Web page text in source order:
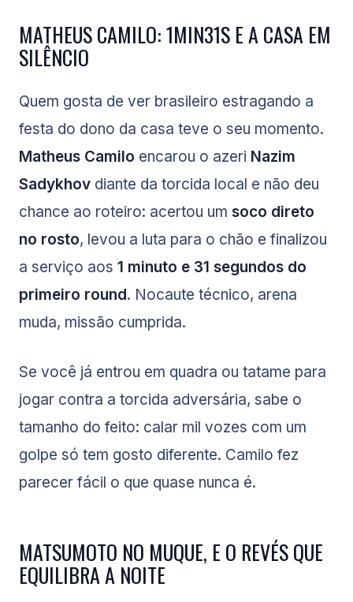
MATHEUS CAMILO: 1MIN31S E A CASA EM
SILÊNCIO
Quem gosta de ver brasileiro estragando a
festa do dono da casa teve o seu momento.
Matheus Camilo encarou o azeri Nazim
Sadykhov diante da torcida local e não deu
chance ao roteiro: acertou um soco direto
no rosto, levou a luta para o chão e finalizou
a serviço aos 1 minuto e 31 segundos do
primeiro round. Nocaute técnico, arena
muda, missão cumprida.
Se você já entrou em quadra ou tatame para
jogar contra a torcida adversária, sabe o
tamanho do feito: calar mil vozes com um
golpe só tem gosto diferente. Camilo fez
parecer fácil o que quase nunca é.
MATSUMOTO NO MUQUE, E O REVÉS QUE
EQUILIBRA A NOITE